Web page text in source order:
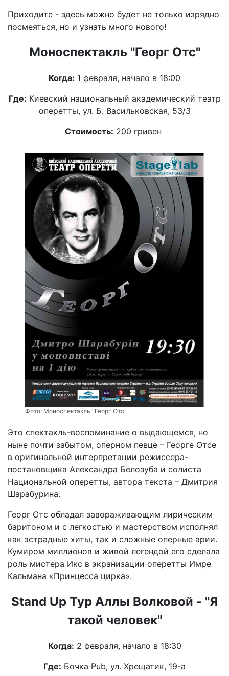
Приходите - здесь можно будет не только изрядно
посмеяться, но и узнать много нового!
Моноспектакль "Георг Отс"
Когда: 1 февраля, начало в 18:00
Где: Киевский национальный академический театр
оперетты, ул. Б. Васильковская, 53/3
Стоимость: 200 гривен
Фото: Моноспектакль "Георг Отс"
Это спектакль-воспоминание о выдающемся, но
ныне почти забытом, оперном певце – Георге Отсе
в оригинальной интерпретации режиссера-
постановщика Александра Белозуба и солиста
Национальной оперетты, автора текста – Дмитрия
Шарабурина.
Георг Отс обладал завораживающим лирическим
баритоном и с легкостью и мастерством исполнял
как эстрадные хиты, так и сложные оперные арии.
Кумиром миллионов и живой легендой его сделала
роль мистера Икс в экранизации оперетты Имре
Кальмана «Принцесса цирка».
Stand Up Тур Аллы Волковой - "Я
такой человек"
Когда: 2 февраля, начало в 18:30
Где: Бочка Pub, ул. Хрещатик, 19-а